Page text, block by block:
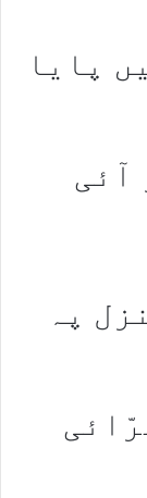
پایا
آئی
پہ